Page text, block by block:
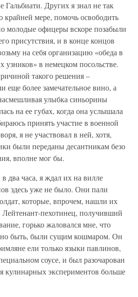
Гальбиати. Других я знал не так
мере, помочь освободить
молодые офицеры вскоре позабыли
присутствия, и в конце концов
на себя организацию «обеда в
узников» в немецком посольстве.
такого решения –
еще более замечательное вино, а
улыбка синьорины
на ее губах, когда она услышала
принять участие в военной
я не участвовал в ней, хотя,
были переданы десантникам безо
вполне мог бы.
два часа, я ждал их на вилле
здесь уже не было. Они пали
которые, впрочем, нашли их
пехотинец, получивший
горько жаловался мне, что
быть, были сущим кошмаром. Он
ели только языки павлинов,
соусе, и был разочарован
кулинарных экспериментов больше